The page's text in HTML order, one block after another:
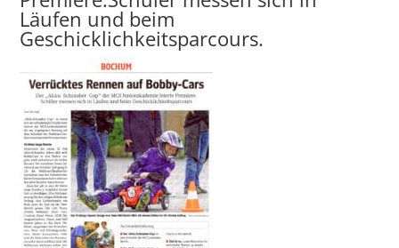
Läufen und beim
Geschicklichkeitsparcours.